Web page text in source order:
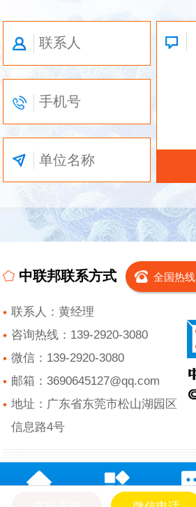
中联邦联系方式 全国热线
联系人：黄经理
咨询热线：139-2920-3080
微信：139-2920-3080
邮箱：3690645127@qq.com
地址：广东省东莞市松山湖园区
信息路4号